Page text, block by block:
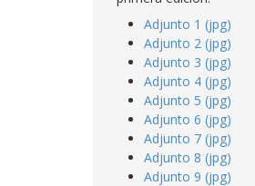
Adjunto 1 (jpg)
Adjunto 2 (jpg)
Adjunto 3 (jpg)
Adjunto 4 (jpg)
Adjunto 5 (jpg)
Adjunto 6 (jpg)
Adjunto 7 (jpg)
Adjunto 8 (jpg)
Adjunto 9 (jpg)